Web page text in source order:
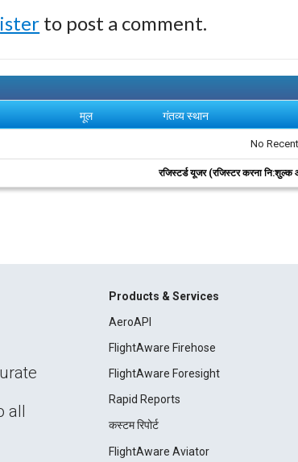
to post a comment.
मूल गंतव्य स्थान
No
रजिस्टर्ड यूजर (रजिस्टर करना
all
Products & Services
AeroAPI
FlightAware Firehose
FlightAware Foresight
Rapid Reports
कस्टम रिपोर्ट
FlightAware Aviator